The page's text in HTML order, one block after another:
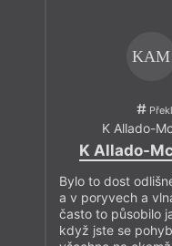
KAM
K Allado-
K Allado-
Bylo to dost
a v poryvech a
často to působilo
když jste se